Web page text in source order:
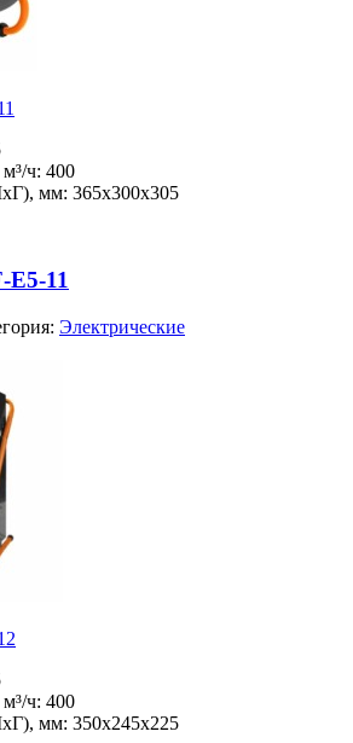
м³/ч: 400
мм: 365x300x305
E5-11
Электрические
м³/ч: 400
мм: 350x245x225